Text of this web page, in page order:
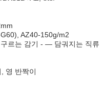
AZ40-150g/m2
르는 감기 - — 담궈지는 직류
영 반짝이